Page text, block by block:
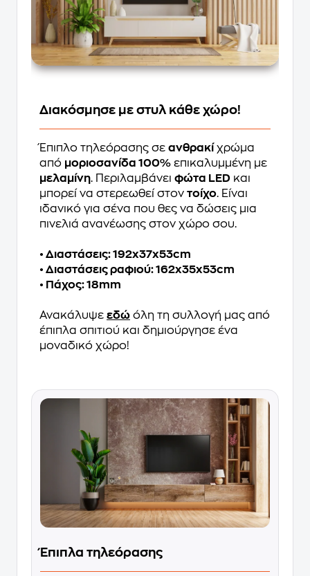
Διακόσμησε με στυλ κάθε χώρο!
Έπιπλο τηλεόρασης σε ανθρακί χρώμα
από μοριοσανίδα 100% επικαλυμμένη με
μελαμίνη. Περιλαμβάνει φώτα LED και
μπορεί να στερεωθεί στον τοίχο. Είναι
ιδανικό για σένα που θες να δώσεις μια
πινελιά ανανέωσης στον χώρο σου.
• Διαστάσεις: 192x37x53cm
• Διαστάσεις ραφιού: 162x35x53cm
• Πάχος: 18mm
Ανακάλυψε εδώ όλη τη συλλογή μας από
έπιπλα σπιτιού και δημιούργησε ένα
μοναδικό χώρο!
Έπιπλα τηλεόρασης